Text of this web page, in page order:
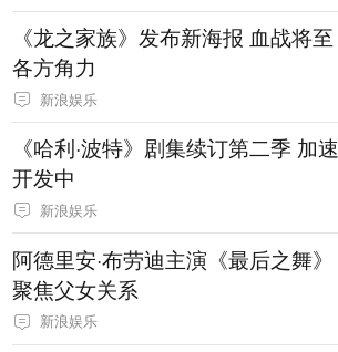
《龙之家族》发布新海报 血战将至
各方角力
新浪娱乐
《哈利·波特》剧集续订第二季 加速
开发中
新浪娱乐
阿德里安·布劳迪主演《最后之舞》
聚焦父女关系
新浪娱乐